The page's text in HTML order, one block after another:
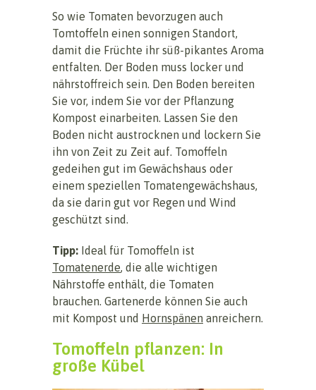
So wie Tomaten bevorzugen auch
Tomtoffeln einen sonnigen Standort,
damit die Früchte ihr süß-pikantes Aroma
entfalten. Der Boden muss locker und
nährstoffreich sein. Den Boden bereiten
Sie vor, indem Sie vor der Pflanzung
Kompost einarbeiten. Lassen Sie den
Boden nicht austrocknen und lockern Sie
ihn von Zeit zu Zeit auf. Tomoffeln
gedeihen gut im Gewächshaus oder
einem speziellen Tomatengewächshaus,
da sie darin gut vor Regen und Wind
geschützt sind.
Tipp: Ideal für Tomoffeln ist
Tomatenerde, die alle wichtigen
Nährstoffe enthält, die Tomaten
brauchen. Gartenerde können Sie auch
mit Kompost und Hornspänen anreichern.
Tomoffeln pflanzen: In
große Kübel